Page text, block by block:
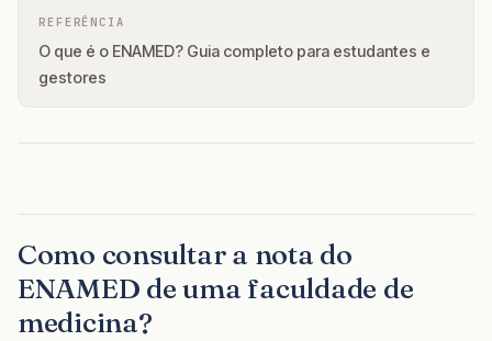
REFERÊNCIA
O que é o ENAMED? Guia completo para estudantes e
gestores
Como consultar a nota do
ENAMED de uma faculdade de
medicina?